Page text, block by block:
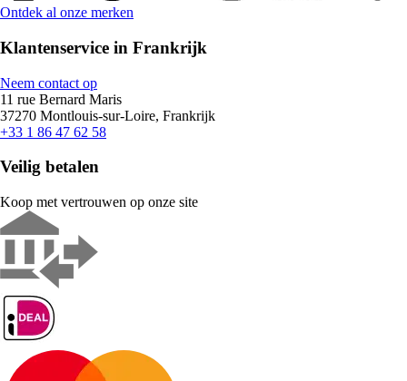
Ontdek al onze merken
Klantenservice in Frankrijk
Neem contact op
11 rue Bernard Maris
37270 Montlouis-sur-Loire, Frankrijk
+33 1 86 47 62 58
Veilig betalen
Koop met vertrouwen op onze site